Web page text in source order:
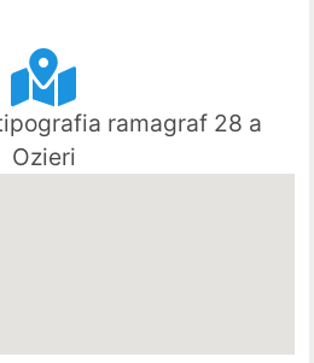
ramagraf 28 a
Ozieri